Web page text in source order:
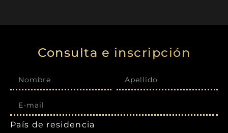
Consulta e inscripción
País de residencia